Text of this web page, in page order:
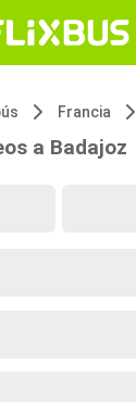
Francia
a Badajoz